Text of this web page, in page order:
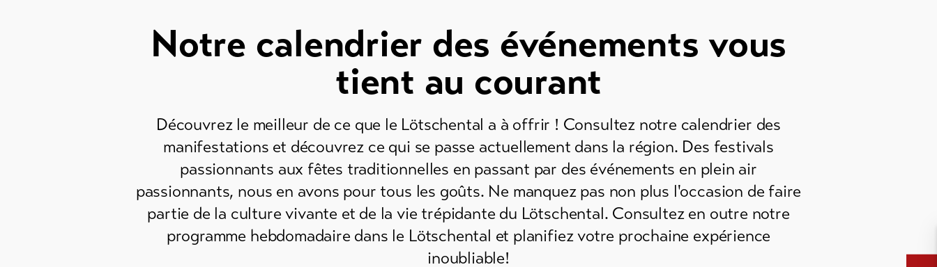
Notre calendrier des événements vous
tient au courant
Découvrez le meilleur de ce que le Lötschental a à offrir ! Consultez notre calendrier des
manifestations et découvrez ce qui se passe actuellement dans la région. Des festivals
passionnants aux fêtes traditionnelles en passant par des événements en plein air
passionnants, nous en avons pour tous les goûts. Ne manquez pas non plus l'occasion de faire
partie de la culture vivante et de la vie trépidante du Lötschental. Consultez en outre notre
programme hebdomadaire dans le Lötschental et planifiez votre prochaine expérience
inoubliable!